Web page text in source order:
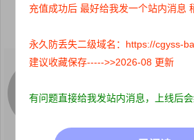
关注：0 粉丝：
这个人很懒，什么都没写
充值成功后 最好给我发一个站内消息
永久防丢失二级域名：https://cgyss-
建议收藏保存----->>2026-08 更新
有问题直接给我发站内消息，上线后会